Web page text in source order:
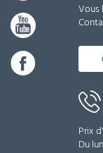
Vous
Prix
Du